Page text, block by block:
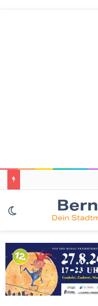
Skin umschalten